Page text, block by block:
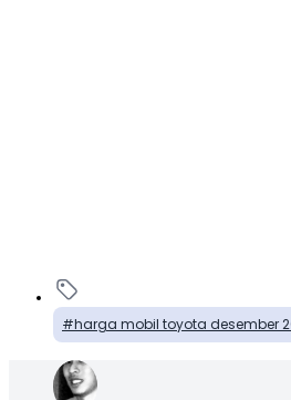
harga mobil toyota desember